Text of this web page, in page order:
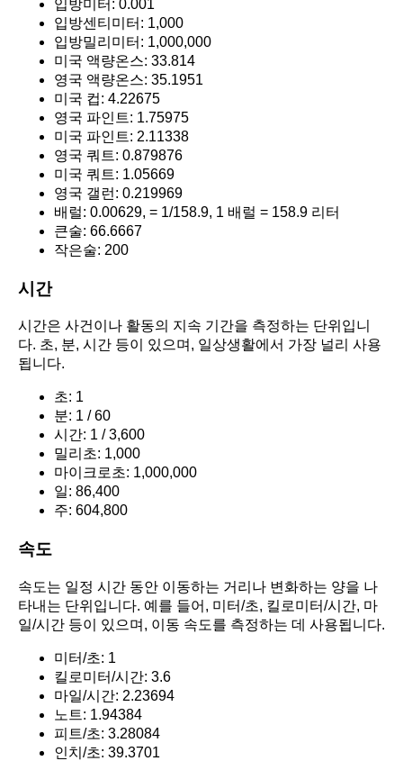
입방미터: 0.001
입방센티미터: 1,000
입방밀리미터: 1,000,000
미국 액량온스: 33.814
영국 액량온스: 35.1951
미국 컵: 4.22675
영국 파인트: 1.75975
미국 파인트: 2.11338
영국 쿼트: 0.879876
미국 쿼트: 1.05669
영국 갤런: 0.219969
배럴: 0.00629, = 1/158.9, 1 배럴 = 158.9 리터
큰술: 66.6667
작은술: 200
시간
시간은 사건이나 활동의 지속 기간을 측정하는 단위입니
다. 초, 분, 시간 등이 있으며, 일상생활에서 가장 널리 사용
됩니다.
초: 1
분: 1 / 60
시간: 1 / 3,600
밀리초: 1,000
마이크로초: 1,000,000
일: 86,400
주: 604,800
속도
속도는 일정 시간 동안 이동하는 거리나 변화하는 양을 나
타내는 단위입니다. 예를 들어, 미터/초, 킬로미터/시간, 마
일/시간 등이 있으며, 이동 속도를 측정하는 데 사용됩니다.
미터/초: 1
킬로미터/시간: 3.6
마일/시간: 2.23694
노트: 1.94384
피트/초: 3.28084
인치/초: 39.3701